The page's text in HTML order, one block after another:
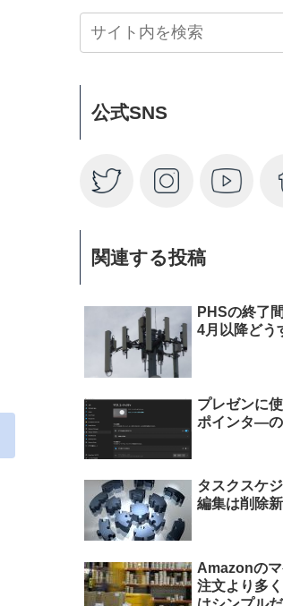
公式SNS
関連する投稿
PHSの終了
4月以降どう
プレゼンに
ポインタ―
タスクスケ
編集は削除
Amazonの
注文より多